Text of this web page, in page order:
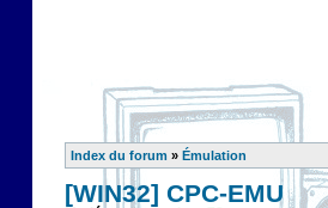
Index du forum » Émulation
[WIN32] CPC-EMU